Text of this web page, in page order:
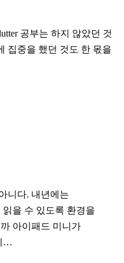
공부는 하지 않았던 것
집중을 했던 것도 한 몫을
니다. 내년에는
을 수 있도록 환경을
아이패드 미니가
…